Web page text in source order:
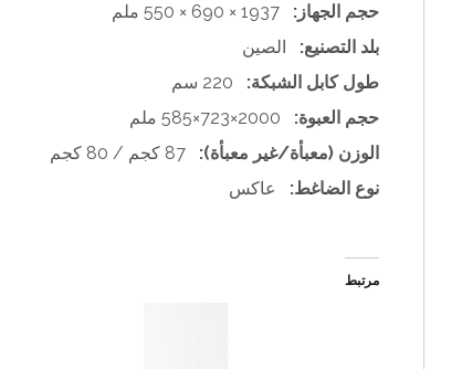
حجم الجهاز:
بلد التصنيع:
الصين
طول كابل الشبكة:
حجم العبوة:
الوزن (معبأة/غير معبأة):
نوع الضاغط:
عاكس
مرتبط